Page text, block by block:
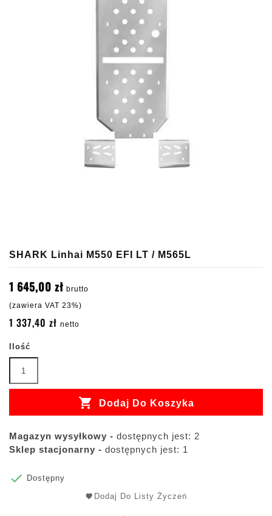
SHARK Linhai M550 EFI LT / M565L
1 645,00 zł brutto
(zawiera VAT 23%)
1 337,40 zł netto
Ilość
 Dodaj Do Koszyka
Magazyn wysyłkowy - dostępnych jest: 2
Sklep stacjonarny - dostępnych jest: 1

Dostępny
Dodaj Do Listy Życzeń